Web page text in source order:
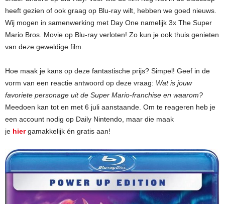
heeft gezien of ook graag op Blu-ray wilt, hebben we goed nieuws.
Wij mogen in samenwerking met Day One namelijk 3x The Super
Mario Bros. Movie op Blu-ray verloten! Zo kun je ook thuis genieten
van deze geweldige film.
Hoe maak je kans op deze fantastische prijs? Simpel! Geef in de
vorm van een reactie antwoord op deze vraag: Wat is jouw
favoriete personage uit de Super Mario-franchise en waarom?
Meedoen kan tot en met 6 juli aanstaande. Om te reageren heb je
een account nodig op Daily Nintendo, maar die maak
je hiergamakkelijk én gratis aan!